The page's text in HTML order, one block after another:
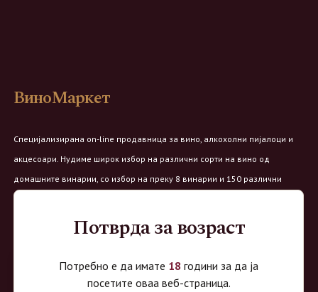
ВиноМаркет
Специјализирана on-line продавница за вино, алкохолни пијалоци и
акцесоари. Нудиме широк избор на различни сорти на вино од
домашните винарии, со избор на преку 8 винарии и 150 различни
етикети.
Овозможено од:Потврда за возраст
Потребно е да имате 18 години за да ја
посетите оваа веб-страница.